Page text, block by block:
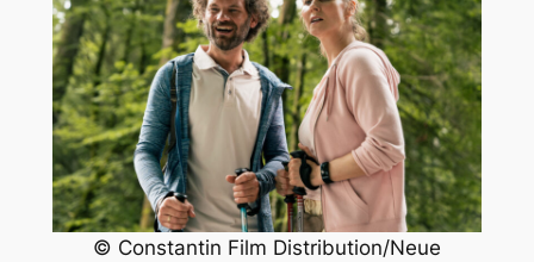
© Constantin Film Distribution/Neue